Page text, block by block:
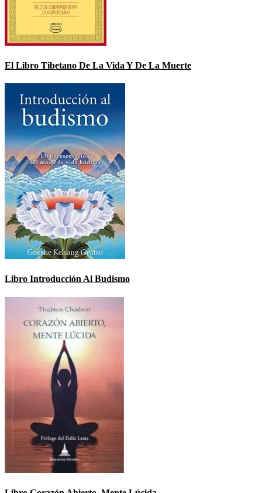
El Libro Tibetano De La Vida Y De La Muerte
Libro Introducción Al Budismo